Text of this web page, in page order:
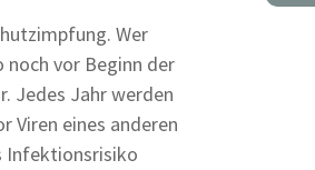
Wer
vor Beginn der
Jedes Jahr werden
Viren eines anderen
Infektionsrisiko